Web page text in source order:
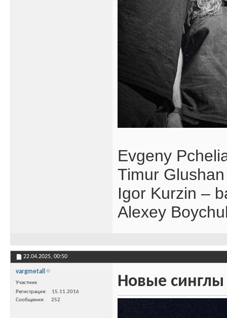
Evgeny
Timur
Igor Kurzin –
Alexey
22.04.2025, 00:50
vargmetall
Участник
Регистрация
15.11.2016
Сообщения
252
Новые синглы